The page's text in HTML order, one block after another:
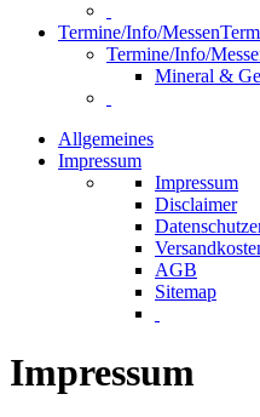
Termine/Info/Messen
Termine/Info/
Mineral &
Allgemeines
Impressum
Impressum
Disclaimer
AGB
Sitemap
Impressum